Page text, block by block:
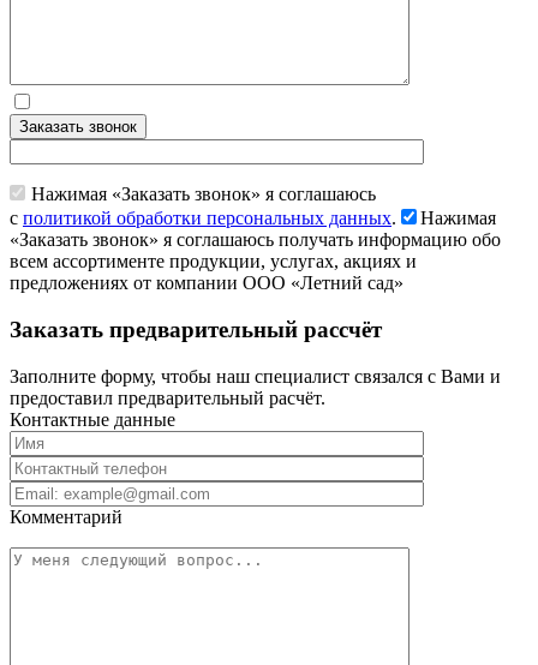
Заказать звонок
Нажимая «Заказать звонок» я соглашаюсь
с политикой обработки персональных данных.
Нажимая
«Заказать звонок» я соглашаюсь получать информацию обо
всем ассортименте продукции, услугах, акциях и
предложениях от компании ООО «Летний сад»
Заказать предварительный рассчёт
Заполните форму, чтобы наш специалист связался с Вами и
предоставил предварительный расчёт.
Контактные данные
Комментарий